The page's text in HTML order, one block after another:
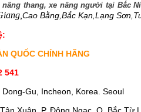
thang, xe nâng người tại Bắc
Cao Bằng Bắc Kạn Lạng Sơn
QUỐC CHÍNH HÃNG
541
Gu, Incheon, Korea. Seoul